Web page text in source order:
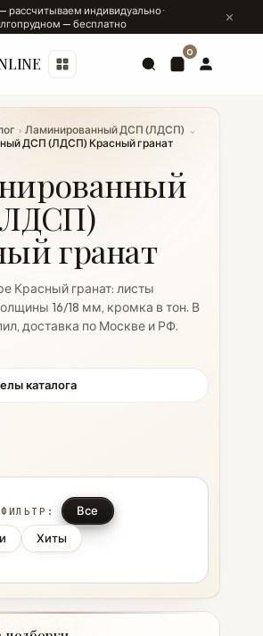
рассчитываем индивидуально ·
— бесплатно
0
› Ламинированный ДСП (ЛДСП) ⌄
ДСП (ЛДСП) Красный гранат
гранат
Красный гранат: листы
16/18 мм, кромка в тон. В
доставка по Москве и РФ.
каталога
Все
Хиты